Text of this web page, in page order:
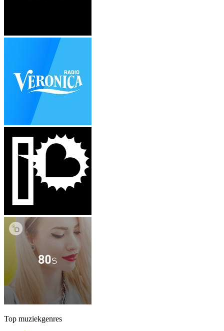
Top muziekgenres